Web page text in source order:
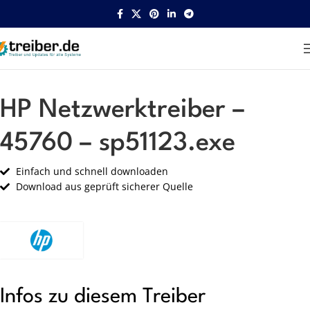
Startseite HP Netzwerk
HP Netzwerktreiber –
45760 – sp51123.exe
Einfach und schnell downloaden
Download aus geprüft sicherer Quelle
Infos zu diesem Treiber